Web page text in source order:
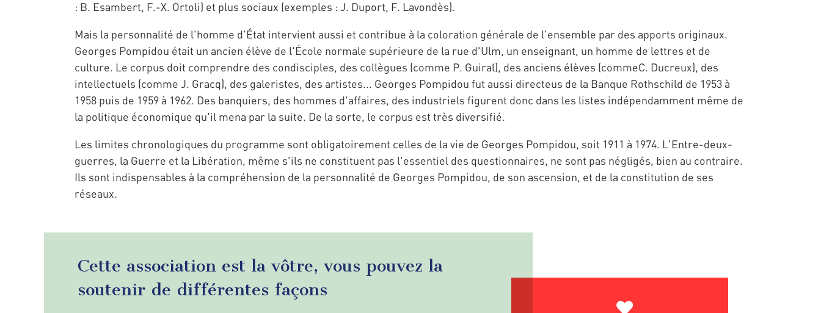
: B. Esambert, F.-X. Ortoli) et plus sociaux (exemples : J. Duport, F. Lavondès).
Mais la personnalité de l'homme d'État intervient aussi et contribue à la coloration générale de l'ensemble par des apports originaux.
Georges Pompidou était un ancien élève de l'École normale supérieure de la rue d'Ulm, un enseignant, un homme de lettres et de
culture. Le corpus doit comprendre des condisciples, des collègues (comme P. Guiral), des anciens élèves (commeC. Ducreux), des
intellectuels (comme J. Gracq), des galeristes, des artistes... Georges Pompidou fut aussi directeus de la Banque Rothschild de 1953 à
1958 puis de 1959 à 1962. Des banquiers, des hommes d'affaires, des industriels figurent donc dans les listes indépendamment même de
la politique économique qu'il mena par la suite. De la sorte, le corpus est très diversifié.
Les limites chronologiques du programme sont obligatoirement celles de la vie de Georges Pompidou, soit 1911 à 1974. L'Entre-deux-
guerres, la Guerre et la Libération, même s'ils ne constituent pas l'essentiel des questionnaires, ne sont pas négligés, bien au contraire.
Ils sont indispensables à la compréhension de la personnalité de Georges Pompidou, de son ascension, et de la constitution de ses
réseaux.
Cette association est la vôtre, vous pouvez la
soutenir de différentes façons